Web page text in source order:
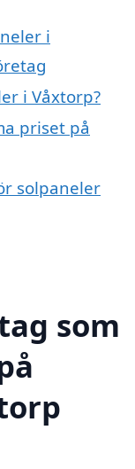
i
i Våxtorp?
priset på
solpaneler
som